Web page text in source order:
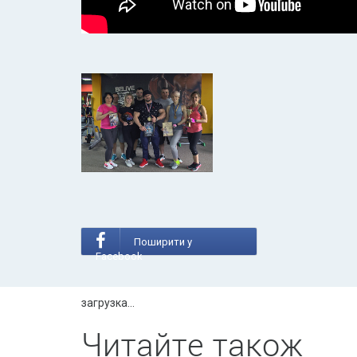
Поширити у
Facebook
загрузка...
Читайте також